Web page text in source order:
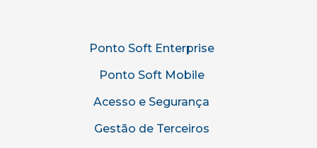
Ponto Soft Enterprise
Ponto Soft Mobile
Acesso e Segurança
Gestão de Terceiros